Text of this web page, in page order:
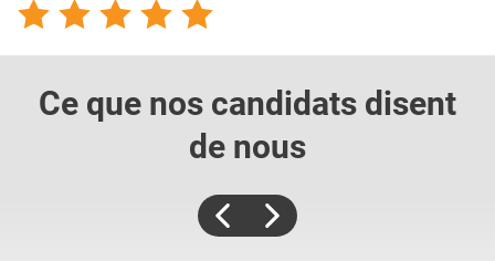
Ce que nos candidats disent
de nous